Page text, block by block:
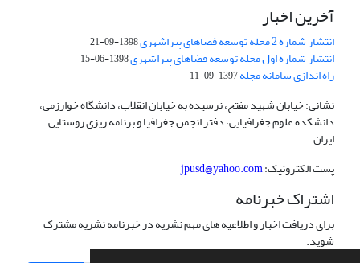
آخرین اخبار
انتشار شماره 2 مجله توسعه فضاهای پیراشهری 1398-09-21
انتشار شماره اول مجله توسعه فضاهای پیراشهری1398-06-15
راه اندازی سامانه مجله1397-09-11
نشانی: خیابان شهید مفتح، نرسیده به خیابان انقلاب، دانشگاه خوارزمی،
دانشکده علوم جغرافیایی، دفتر انجمن جغرافیا و برنامه ریزی روستایی
ایران.
پست الکترونیک:jpusd@yahoo.com
اشتراک خبرنامه
برای دریافت اخبار و اطلاعیه های مهم نشریه در خبرنامه نشریه مشترک
شوید.